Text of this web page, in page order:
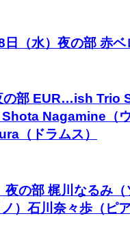
日（水）夜の部 赤ベ
の部 EUR…ish Trio
Nagamine（
（ドラムス）
夜の部 梶川なるみ（
）石川奈々歩（ピア